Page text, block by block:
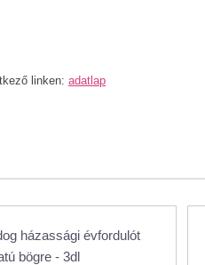
linken: adatlap
házassági évfordulót
bögre - 3dl